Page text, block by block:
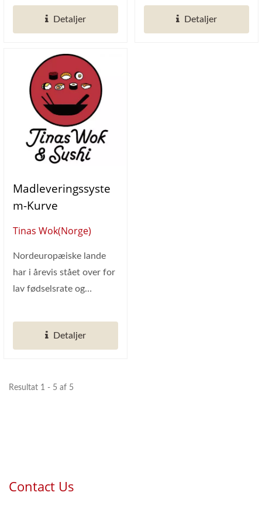
M)
sushi-leveringsområde,...
Detaljer
2022s...
Detaljer
Madleveringssyste
M-Kurve
Tinas Wok(Norge)
Nordeuropæiske lande
har i årevis stået over for
lav fødselsrate og
aldrende...
Detaljer
Resultat 1 - 5 af 5